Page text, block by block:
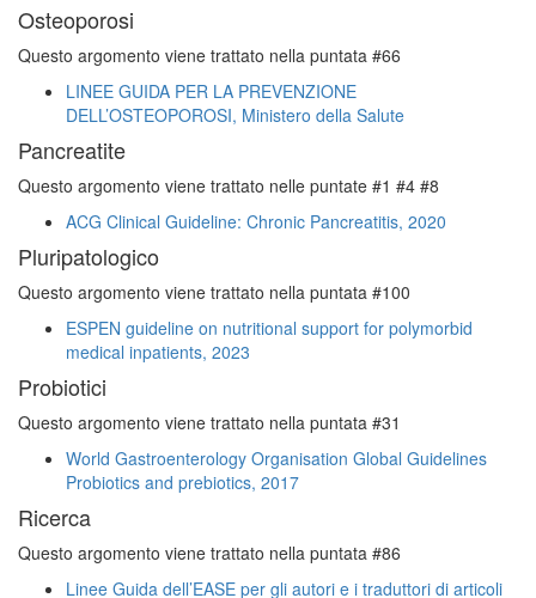
Osteoporosi
Questo argomento viene trattato nella puntata #66
LINEE GUIDA PER LA PREVENZIONE
DELL’OSTEOPOROSI, Ministero della Salute
Pancreatite
Questo argomento viene trattato nelle puntate #1 #4 #8
ACG Clinical Guideline: Chronic Pancreatitis, 2020
Pluripatologico
Questo argomento viene trattato nella puntata #100
ESPEN guideline on nutritional support for polymorbid
medical inpatients, 2023
Probiotici
Questo argomento viene trattato nella puntata #31
World Gastroenterology Organisation Global Guidelines
Probiotics and prebiotics, 2017
Ricerca
Questo argomento viene trattato nella puntata #86
Linee Guida dell’EASE per gli autori e i traduttori di articoli